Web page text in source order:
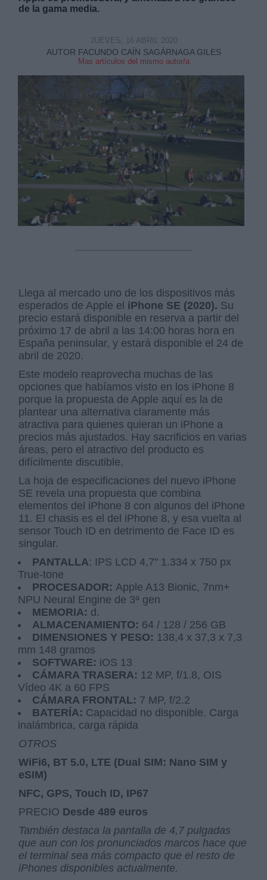
de la gama media.
AUTOR FACUNDO CAÍN SAGÁRNAGA GILES
Mas artículos del mismo autor/a
JUEVES, 16 ABRIL 2020
Llega al mercado uno de los dispositivos más
esperados de Apple el iPhone SE (2020). Su
precio estará disponible en reserva a partir del
próximo 17 de abril a las 14:00 horas hora en
España peninsular, y estará disponible el 24 de
abril de 2020.
Este modelo reaprovecha muchas de las
opciones que habíamos visto en los iPhone 8
porque la propuesta de Apple aquí es la de
plantear una alternativa claramente más
atractiva para quienes quieran un iPhone a
precios más ajustados. Hay sacrificios en varias
áreas, pero el atractivo del producto es
difícilmente discutible.
La hoja de especificaciones del nuevo iPhone
SE revela una propuesta que combina
elementos del iPhone 8 con algunos del iPhone
11. El chasis es el del iPhone 8, y esa vuelta al
sensor Touch ID en detrimento de Face ID es
singular.
PANTALLA: IPS LCD 4,7" 1.334 x 750 px
True-tone
PROCESADOR:Apple A13 Bionic, 7nm+
NPU Neural Engine de 3ª gen
MEMORIA: d.
ALMACENAMIENTO: 64 / 128 / 256 GB
DIMENSIONES Y PESO: 138,4 x 37,3 x 7,3
mm 148 gramos
SOFTWARE: iOS 13
CÁMARA TRASERA: 12 MP, f/1.8, OIS
Vídeo 4K a 60 FPS
CÁMARA FRONTAL: 7 MP, f/2.2
BATERÍA: Capacidad no disponible. Carga
inalámbrica, carga rápida
OTROS
WiFi6, BT 5.0, LTE (Dual SIM: Nano SIM y
eSIM)
NFC, GPS, Touch ID, IP67
PRECIO Desde 489 euros
También destaca la pantalla de 4,7 pulgadas
que aun con los pronunciados marcos hace que
el terminal sea más compacto que el resto de
iPhones disponibles actualmente.